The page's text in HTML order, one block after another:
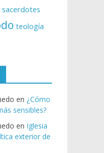
sacerdotes
teología
en ¿Cómo
sensibles?
en Iglesia
exterior de